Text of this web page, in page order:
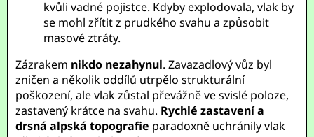
kvůli vadné pojistce. Kdyby explodovala, vlak by
se mohl zřítit z prudkého svahu a způsobit
masové ztráty.
Zázrakem nikdo nezahynul. Zavazadlový vůz byl
zničen a několik oddílů utrpělo strukturální
poškození, ale vlak zůstal převážně ve svislé poloze,
zastavený krátce na svahu. Rychlé zastavení a
drsná alpská topografie paradoxně uchránily vlak